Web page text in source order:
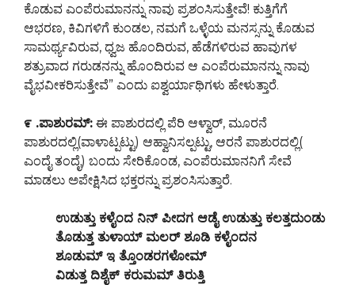
ಕೊಡುವ ಎಂಪೆರುಮಾನನ್ನು ನಾವು ಪ್ರಶಂಸಿಸುತ್ತೇವೆ! ಕುತ್ತಿಗೆಗೆ
ಆಭರಣ, ಕಿವಿಗಳಿಗೆ ಕುಂಡಲ, ನಮಗೆ ಒಳ್ಳೆಯ ಮನಸ್ಸನ್ನು ಕೊಡುವ
ಸಾಮರ್ಥ್ಯವಿರುವ, ಧ್ವಜ ಹೊಂದಿರುವ, ಹೆಡೆಗಳಿರುವ ಹಾವುಗಳ
ಶತ್ರುವಾದ ಗರುಡನನ್ನು ಹೊಂದಿರುವ ಆ ಎಂಪೆರುಮಾನನ್ನು ನಾವು
ವೈಭವೀಕರಿಸುತ್ತೇವೆ” ಎಂದು ಐಶ್ವರ್ಯಾಥಿಗಳು ಹೇಳುತ್ತಾರೆ.
೯ .ಪಾಶುರಮ್: ಈ ಪಾಶುರದಲ್ಲಿ ಪೆರಿ ಆಳ್ವಾರ್, ಮೂರನೆ
ಪಾಶುರದಲ್ಲಿ(ವಾಳಾಟ್ಪಟ್ಟು) ಆಹ್ವಾನಿಸಲ್ಪಟ್ಟು, ಆರನೆ ಪಾಶುರದಲ್ಲಿ(
ಎಂದೈ ತಂದೈ) ಬಂದು ಸೇರಿಕೊಂಡ, ಎಂಪೆರುಮಾನನಿಗೆ ಸೇವೆ
ಮಾಡಲು ಅಪೇಕ್ಷಿಸಿದ ಭಕ್ತರನ್ನು ಪ್ರಶಂಸಿಸುತ್ತಾರೆ.
ಉಡುತ್ತು ಕಳೈಂದ ನಿನ್ ಪೀದಗ ಆಡೈ ಉಡುತ್ತು ಕಲತ್ತದುಂಡು
ತೊಡುತ್ತ ತುಳಾಯ್ ಮಲರ್ ಶೂಡಿ ಕಳೈಂದನ
ಶೂಡುಮ್ ಇ ತ್ತೊಂಡರಗಳೋಮ್
ವಿಡುತ್ತ ದಿಶೈಕ್ ಕರುಮಮ್ ತಿರುತ್ತಿ